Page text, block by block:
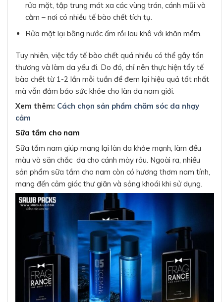
rửa mặt, tập trung mát xa các vùng trán, cánh mũi và
cằm – nơi có nhiều tế bào chết tích tụ.
Rửa mặt lại bằng nước ấm rồi lau khô với khăn mềm.
Tuy nhiên, việc tẩy tế bào chết quá nhiều có thể gây tổn
thương và làm da yếu đi. Do đó, chỉ nên thực hiện tẩy tế
bào chết từ 1-2 lần mỗi tuần để đem lại hiệu quả tốt nhất
mà vẫn đảm bảo sức khỏe cho làn da nam giới.
Xem thêm: Cách chọn sản phẩm chăm sóc da nhạy
cảm
Sữa tắm cho nam
Sữa tắm nam giúp mang lại làn da khỏe mạnh, làm đều
màu và săn chắc da cho cánh mày râu. Ngoài ra, nhiều
sản phẩm sữa tắm cho nam còn có hương thơm nam tính,
mang đến cảm giác thư giãn và sảng khoái khi sử dụng.